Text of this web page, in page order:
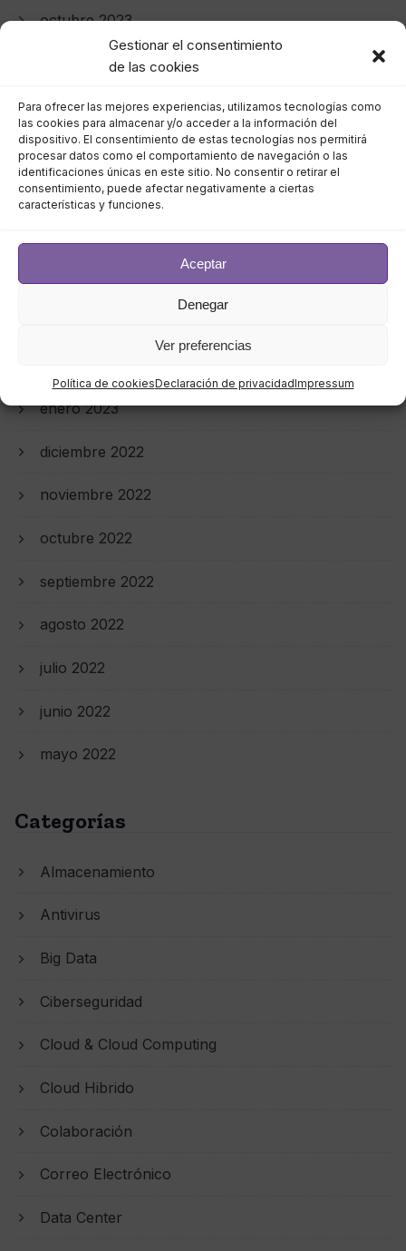
Gestionar el consentimiento
de las cookies
Para ofrecer las mejores experiencias, utilizamos tecnologías como
las cookies para almacenar y/o acceder a la información del
dispositivo. El consentimiento de estas tecnologías nos permitirá
procesar datos como el comportamiento de navegación o las
identificaciones únicas en este sitio. No consentir o retirar el
consentimiento, puede afectar negativamente a ciertas
características y funciones.
Aceptar
Denegar
Ver preferencias
Política de cookiesDeclaración de privacidadImpressum
octubre 2023
septiembre 2023
agosto 2023
julio 2023
junio 2023
abril 2023
enero 2023
diciembre 2022
noviembre 2022
octubre 2022
septiembre 2022
agosto 2022
julio 2022
junio 2022
mayo 2022
Categorías
Almacenamiento
Antivirus
Big Data
Ciberseguridad
Cloud & Cloud Computing
Cloud Hibrido
Colaboración
Correo Electrónico
Data Center